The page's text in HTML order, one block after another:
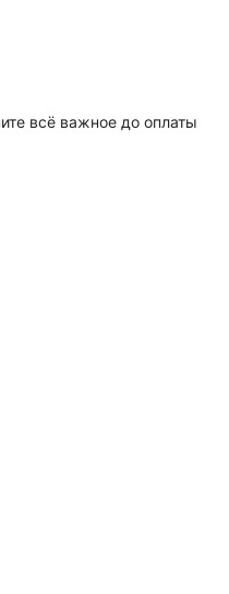
всё важное до оплаты